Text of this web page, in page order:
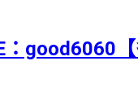
：good6060